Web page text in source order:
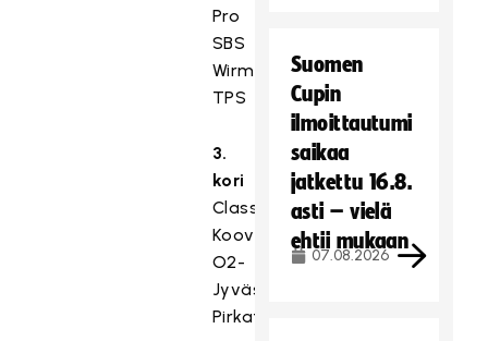
Pro
SBS
Wirmo
TPS
3.
kori
Classic
Koovee
O2-
Jyväskylä
Pirkat
Suomen
Cupin
ilmoittautumi
saikaa
jatkettu 16.8.
asti – vielä
ehtii mukaan
07.08.2026